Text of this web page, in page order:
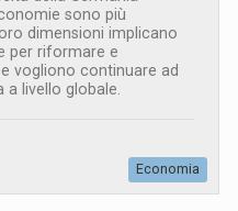
sono più
dimensioni implicano
per riformare e
vogliono continuare ad
livello globale.
Economia